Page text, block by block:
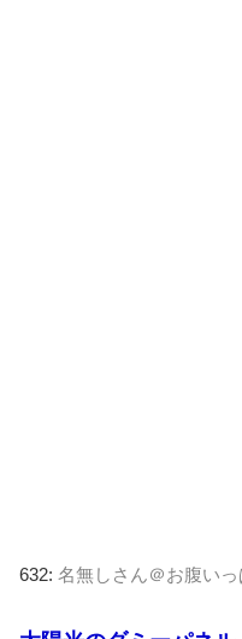
632: 名無しさん＠お腹いっ